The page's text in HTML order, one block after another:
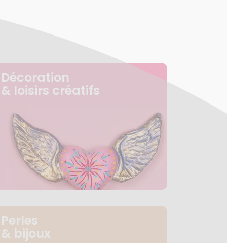
Décoration
& loisirs créatifs
Perles
& bijoux